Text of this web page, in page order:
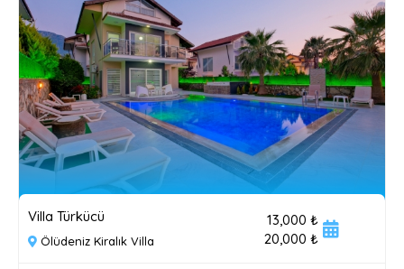
Villa Türkücü
Ölüdeniz Kiralık Villa
13,000 ₺
20,000 ₺